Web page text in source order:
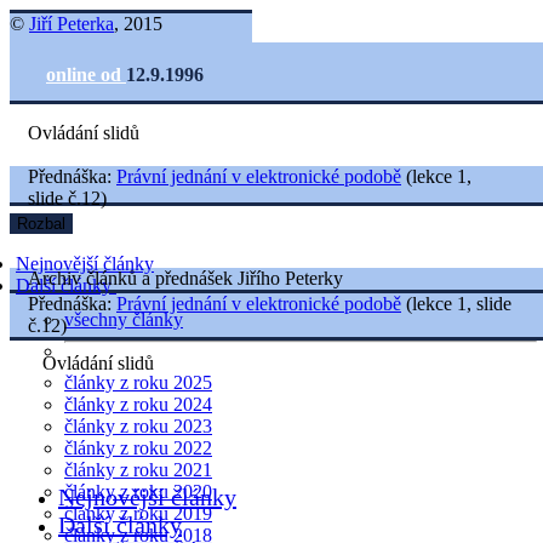
© Jiří Peterka, 2015
online od 12.9.1996
Ovládání slidů
Nejnovější články
Další články
všechny články
články z roku 2025
články z roku 2024
články z roku 2023
články z roku 2022
články z roku 2021
články z roku 2020
články z roku 2019
články z roku 2018
Přednáška: Právní jednání v elektronické podobě (lekce 1,
slide č.12)
Rozbal
Archiv článků a přednášek Jiřího Peterky
Přednáška: Právní jednání v elektronické podobě (lekce 1, slide
č.12)
Ovládání slidů
Nejnovější články
Další články